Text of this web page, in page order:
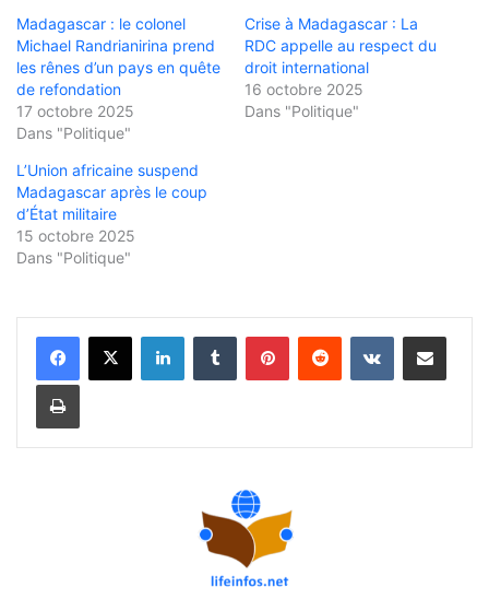
Madagascar : le colonel
Michael Randrianirina prend
les rênes d’un pays en quête
de refondation
17 octobre 2025
Dans "Politique"
Crise à Madagascar : La
RDC appelle au respect du
droit international
16 octobre 2025
Dans "Politique"
L’Union africaine suspend
Madagascar après le coup
d’État militaire
15 octobre 2025
Dans "Politique"